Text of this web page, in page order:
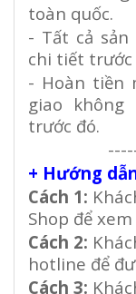
toàn quốc.
- Tất cả
chi tiết trước
- Hoàn tiền
giao
trước đó.
+ Hướng
Cách 1:
Shop để
Cách 2:
hotline để
Cách 3: